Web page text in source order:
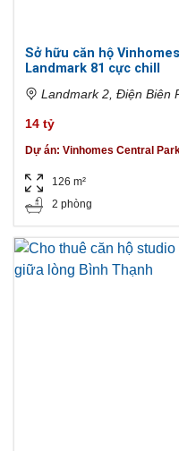
Sở hữu căn hộ
Landmark 81 cực chill
Landmark 2, Điện Biên
14 tỷ
Dự án: Vinhomes Central
126 m²
2 phòng